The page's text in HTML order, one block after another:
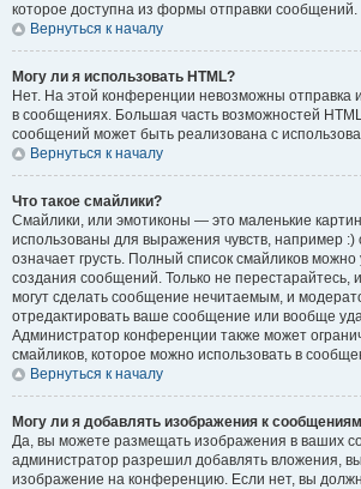
которое доступна из формы отправки сообщений.
Вернуться к началу
Могу ли я использовать HTML?
Нет. На этой конференции невозможны отправка
в сообщениях. Большая часть возможностей
сообщений может быть реализована с
Вернуться к началу
Что такое смайлики?
Смайлики, или эмотиконы — это маленькие
использованы для выражения чувств, например :)
означает грусть. Полный список смайликов
создания сообщений. Только не перестарайтесь,
могут сделать сообщение нечитаемым, и
отредактировать ваше сообщение или вообще
Администратор конференции также может
смайликов, которое можно использовать в
Вернуться к началу
Могу ли я добавлять изображения к
Да, вы можете размещать изображения в ваших
администратор разрешил добавлять вложения,
изображение на конференцию. Если нет, вы